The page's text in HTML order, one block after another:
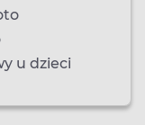
u dzieci